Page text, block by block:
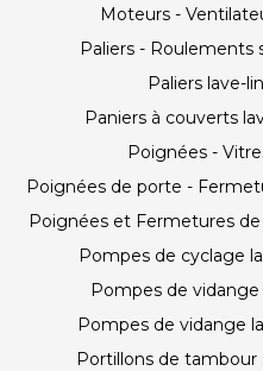
Moteurs -
Paliers - Roulements
Paliers lave-
Paniers à couverts
Poignées -
Poignées de porte -
Poignées et Fermetures
Pompes de cyclage
Pompes de
Pompes de vidange
Portillons de tambour